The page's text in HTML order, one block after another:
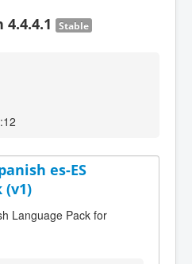
4.4.4.1 Stable
es-ES
(v1)
Language Pack for